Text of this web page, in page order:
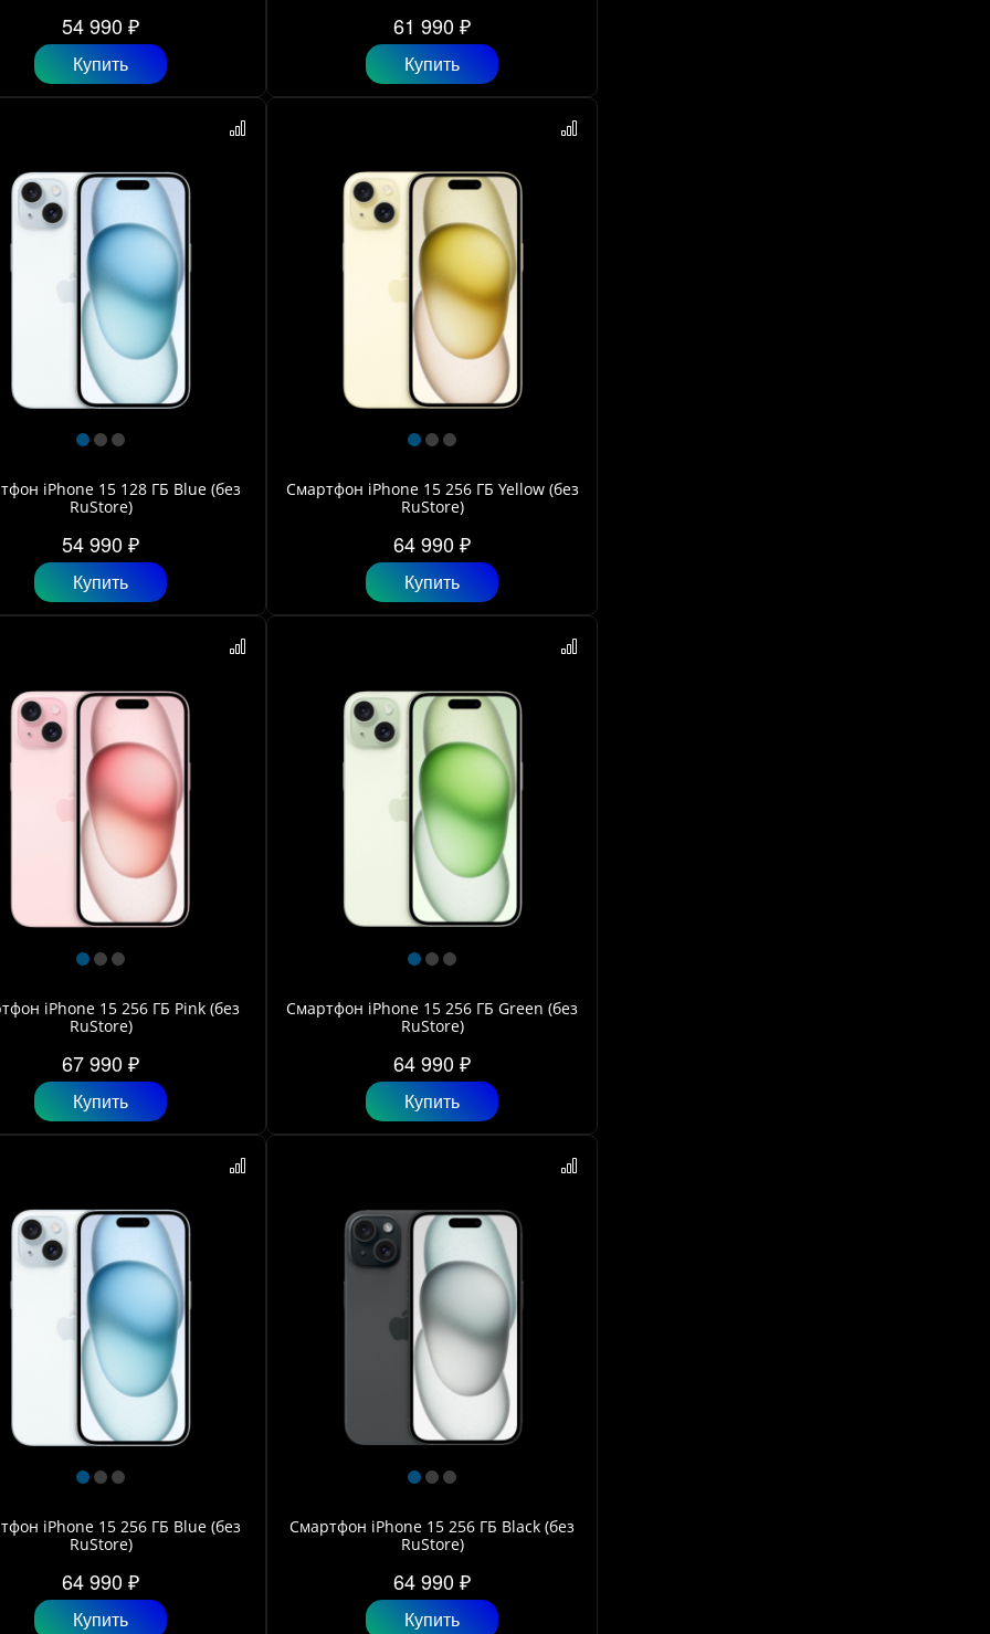
54 990 ₽
Купить
61 990 ₽
Купить
iPhone 15 128 ГБ Blue (без
RuStore)
54 990 ₽
Купить
Смартфон iPhone 15 256 ГБ Yellow (без
RuStore)
64 990 ₽
Купить
iPhone 15 256 ГБ Pink (без
RuStore)
67 990 ₽
Купить
Смартфон iPhone 15 256 ГБ Green (без
RuStore)
64 990 ₽
Купить
iPhone 15 256 ГБ Blue (без
RuStore)
64 990 ₽
Купить
Смартфон iPhone 15 256 ГБ Black (без
RuStore)
64 990 ₽
Купить